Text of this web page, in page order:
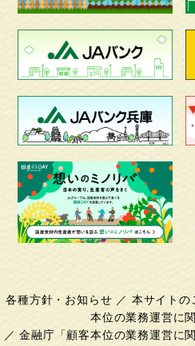
各種方針・お知らせ ／ 本サイトの
本位の業務運営に
／金融庁「顧客本位の業務運営に